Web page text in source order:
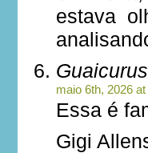
estava
Guaicurus
maio 6th, 2026
Essa é
Gigi